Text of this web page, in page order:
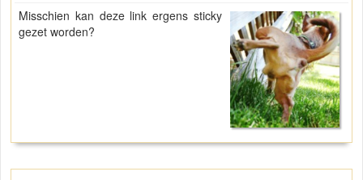
Misschien kan deze link ergens sticky
gezet worden?